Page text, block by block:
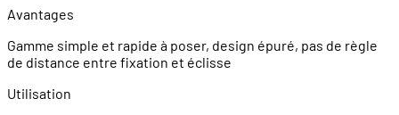
Avantages
Gamme simple et rapide à poser, design épuré, pas de règle
de distance entre fixation et éclisse
Utilisation